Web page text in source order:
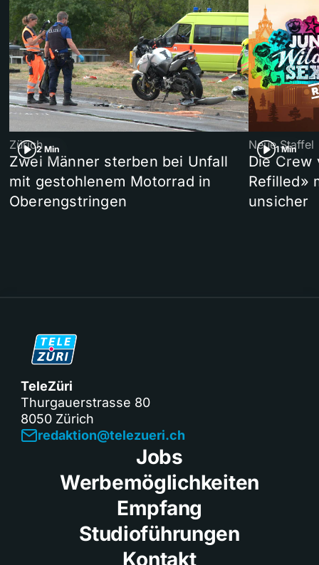
2 Min
Zürich
Zwei Männer sterben bei Unfall
mit gestohlenem Motorrad in
Oberengstringen
1 Min
Neue Staffel
Die Crew
Refilled»
unsicher
TeleZüri
Thurgauerstrasse 80
8050 Zürich
redaktion@telezueri.ch
Jobs
Werbemöglichkeiten
Empfang
Studioführungen
Kontakt